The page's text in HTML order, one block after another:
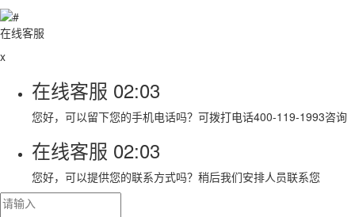
在线客服
x
在线客服 02:03
您好，可以留下您的手机电话吗？可拨打电话400-119-1993咨询
在线客服 02:03
您好，可以提供您的联系方式吗？稍后我们安排人员联系您